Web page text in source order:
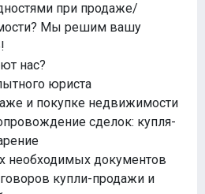
при продаже/
Мы решим вашу
нас?
юриста
и покупке недвижимости
сделок: купля-
необходимых документов
купли-продажи и